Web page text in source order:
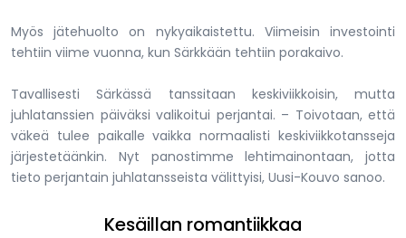
Myös jätehuolto on nykyaikaistettu. Viimeisin investointi
tehtiin viime vuonna, kun Särkkään tehtiin porakaivo.
Tavallisesti Särkässä tanssitaan keskiviikkoisin, mutta
juhlatanssien päiväksi valikoitui perjantai. – Toivotaan, että
väkeä tulee paikalle vaikka normaalisti keskiviikkotansseja
järjestetäänkin. Nyt panostimme lehtimainontaan, jotta
tieto perjantain juhlatansseista välittyisi, Uusi-Kouvo sanoo.
Kesäillan romantiikkaa